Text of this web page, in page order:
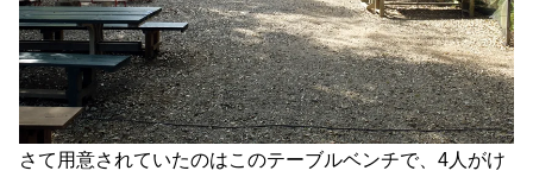
さて用意されていたのはこのテーブルベンチで、4人がけ